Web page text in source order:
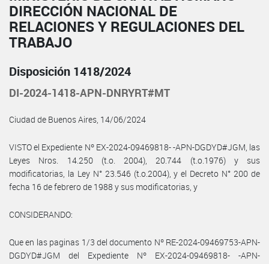
DIRECCIÓN NACIONAL DE
RELACIONES Y REGULACIONES DEL
TRABAJO
Disposición 1418/2024
DI-2024-1418-APN-DNRYRT#MT
Ciudad de Buenos Aires, 14/06/2024
VISTO el Expediente Nº EX-2024-09469818- -APN-DGDYD#JGM, las
Leyes Nros. 14.250 (t.o. 2004), 20.744 (t.o.1976) y sus
modificatorias, la Ley N° 23.546 (t.o.2004), y el Decreto N° 200 de
fecha 16 de febrero de 1988 y sus modificatorias, y
CONSIDERANDO:
Que en las paginas 1/3 del documento Nº RE-2024-09469753-APN-
DGDYD#JGM del Expediente Nº EX-2024-09469818- -APN-